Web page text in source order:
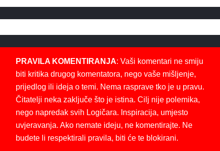
PRAVILA KOMENTIRANJA: Vaši komentari ne smiju
biti kritika drugog komentatora, nego vaše mišljenje,
prijedlog ili ideja o temi. Nema rasprave tko je u pravu.
Čitatelji neka zaključe što je istina. Cilj nije polemika,
nego napredak svih Logičara. Inspiracija, umjesto
uvjeravanja. Ako nemate ideju, ne komentirajte. Ne
budete li respektirali pravila, biti će te blokirani.